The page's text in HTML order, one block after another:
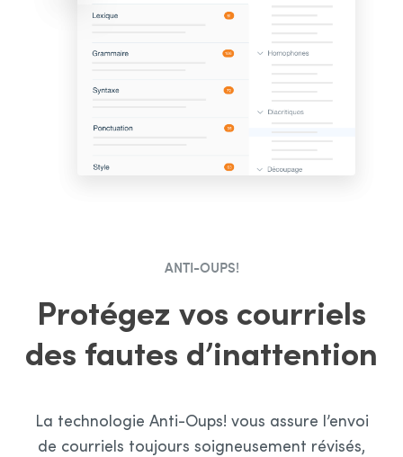
ANTI-OUPS!
Protégez vos courriels
des fautes d’inattention
La technologie Anti-Oups! vous assure l’envoi
de courriels toujours soigneusement révisés,